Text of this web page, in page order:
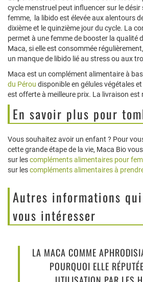
cycle menstruel peut influencer sur le désir
femme, la libido est élevée aux alentours
dixième et le quinzième jour du cycle. La
permet à une femme de booster la qualité
Maca, si elle est consommée
un manque de libido lié au stress ou aux
Maca est un complément alimentaire à
du Pérou disponible en gélules végétales
est offerte à meilleure prix. La livraison est
En savoir plus pour
Vous souhaitez avoir un enfant ? Pour
cette grande étape de la vie, Maca Bio
sur lescompléments alimentaires pour
sur lescompléments alimentaires à
Autres informations
vous intéresser
LA MACA COMME
POURQUOI ELLE